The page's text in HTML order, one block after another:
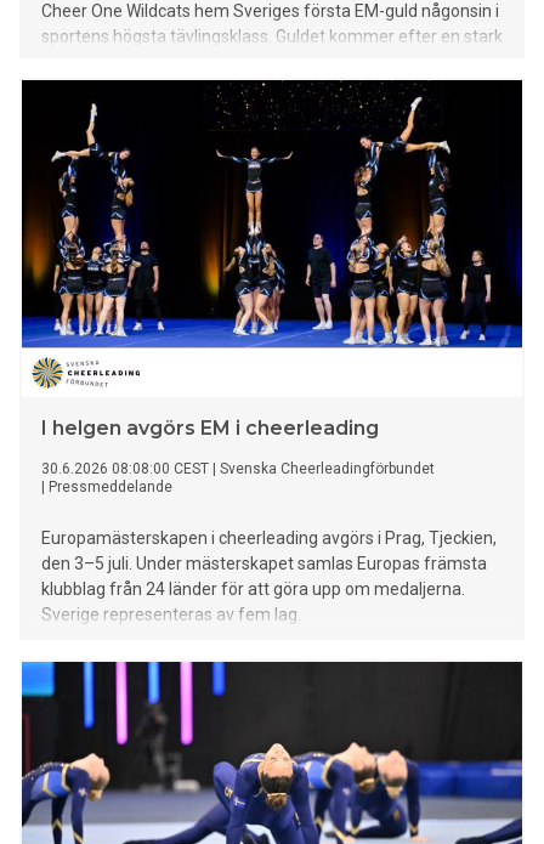
Cheer One Wildcats hem Sveriges första EM-guld någonsin i
sportens högsta tävlingsklass. Guldet kommer efter en stark
första gången och nominerats till Årets lag på Idrottsgalan.
Även junior-EM avgjordes under helgen med två svenska lag
i den högsta tävlingsklassen. Gothenburg Cheer One
Bobcats tog hem brons, medan GCF Uppsala USC Excaliburs
slutade på en imponerande fjärdeplats.
I helgen avgörs EM i cheerleading
30.6.2026 08:08:00 CEST
Svenska Cheerleadingförbundet
Pressmeddelande
Europamästerskapen i cheerleading avgörs i Prag, Tjeckien,
den 3–5 juli. Under mästerskapet samlas Europas främsta
klubblag från 24 länder för att göra upp om medaljerna.
Sverige representeras av fem lag.